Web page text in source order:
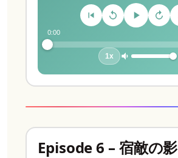
0:00
1x
Episode 6 – 宿敵の影